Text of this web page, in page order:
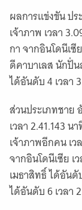
ผลการแข่งขัน ป
เจ้าภาพ เวลา
กา จากอินโดนีเซี
ดีคาบาเลส นักปั่น
ได้อันดับ 4 เวลา
ส่วนประเภทชา
เวลา 2.41.143
เจ้าภาพอีกคน เ
จากอินโดนีเซีย เ
เมธาสิทธิ์ ได้อัน
ได้อันดับ 6 เวลา